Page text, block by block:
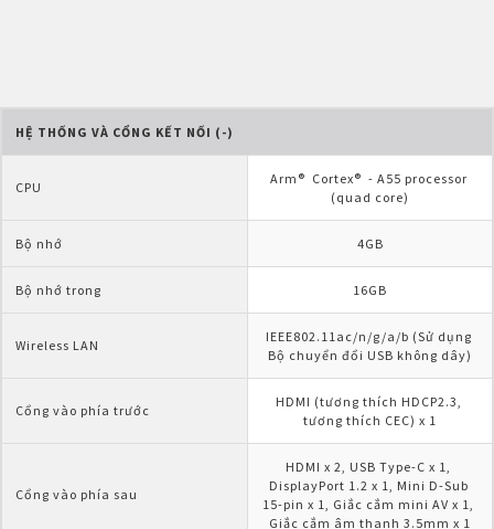
HỆ THỐNG VÀ CỔNG KẾT NỐI (-)
CPU
Arm®  Cortex®  - A55 processor
(quad core)
Bộ nhớ 4GB
Bộ nhớ trong 16GB
Wireless LAN
IEEE802.11ac/n/g/a/b (Sử dụng
Bộ chuyển đổi USB không dây)
Cổng vào phía trước
HDMI (tương thích HDCP2.3,
tương thích CEC) x 1
Cổng vào phía sau
HDMI x 2, USB Type-C x 1,
DisplayPort 1.2 x 1, Mini D-Sub
15-pin x 1, Giắc cắm mini AV x 1,
Giắc cắm âm thanh 3.5mm x 1